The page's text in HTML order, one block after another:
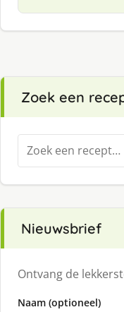
Zoek een
Zoeken
naar:
Nieuwsbrief
Ontvang de
Naam (optioneel)